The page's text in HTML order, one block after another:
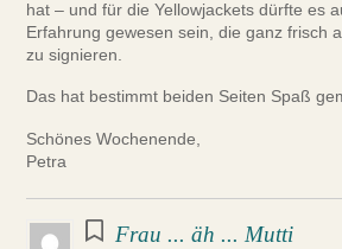
hat – und für die Yellowjackets dürfte es
Erfahrung gewesen sein, die ganz frisch
zu signieren.
Das hat bestimmt beiden Seiten Spaß
Schönes Wochenende,
Petra
Frau ... äh ... Mutti